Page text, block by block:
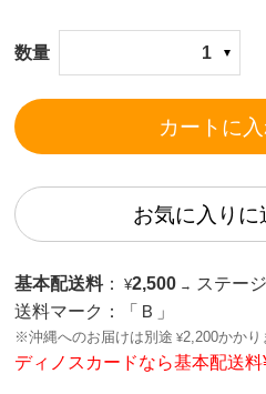
数量 1
カートに
お気に入りに
基本配送料 ： ¥2,500 → ステー
送料マーク：
「Ｂ」
※沖縄へのお届けは別途 ¥2,200かかり
ディノスカードなら基本配送料